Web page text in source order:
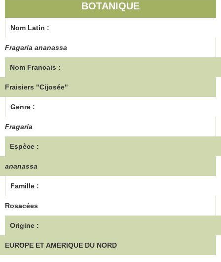
BOTANIQUE
Nom Latin :
Fragaria ananassa
Nom Francais :
Fraisiers "Cijosée"
Genre :
Fragaria
Espèce :
ananassa
Famille :
Rosacées
Origine :
EUROPE ET AMERIQUE DU NORD